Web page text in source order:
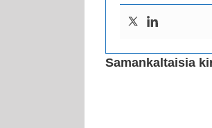
Samankaltaisia